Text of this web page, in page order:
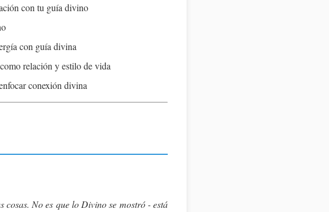
con tu guía divino
con guía divina
relación y estilo de vida
conexión divina
No es que lo Divino se mostró - está